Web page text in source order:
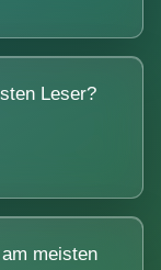
Leser?
meisten